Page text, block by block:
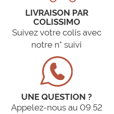
LIVRAISON PAR
COLISSIMO
Suivez votre colis avec
notre n° suivi
UNE QUESTION ?
Appelez-nous au 09 52